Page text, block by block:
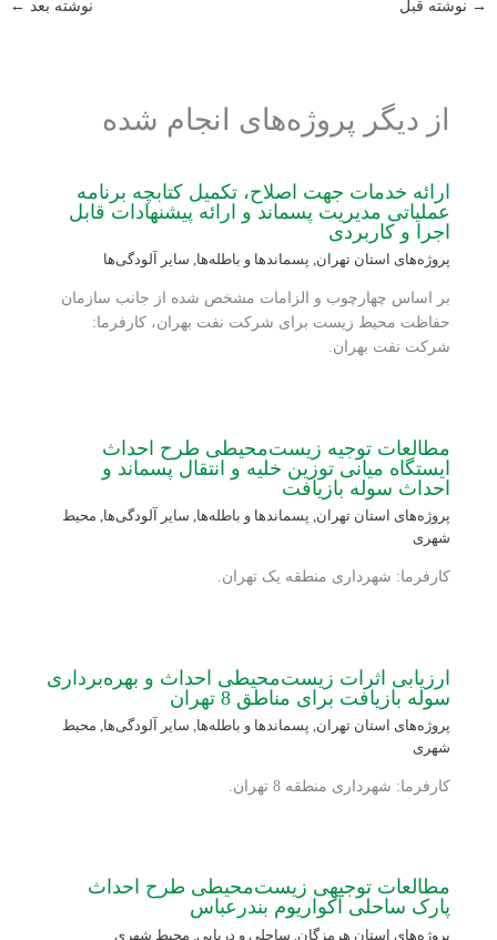
→ نوشته قبل نوشته بعد ←
از دیگر پروژه‌های انجام شده
ارائه خدمات جهت اصلاح، تکمیل کتابچه برنامه
عملیاتی مدیریت پسماند و ارائه پیشنهادات قابل
اجرا و کاربردی
پروژه‌های استان تهران, پسماندها و باطله‌ها, سایر آلودگی‌ها
بر اساس چهارچوب و الزامات مشخص شده از جانب سازمان
حفاظت محیط زیست برای شرکت نفت بهران، کارفرما:
شرکت نفت بهران.
مطالعات توجیه زیست‌محیطی طرح احداث
ایستگاه میانی توزین خلیه و انتقال پسماند و
احداث سوله بازیافت
پروژه‌های استان تهران, پسماندها و باطله‌ها, سایر آلودگی‌ها, محیط
شهری
کارفرما: شهرداری منطقه یک تهران.
ارزیابی اثرات زیست‌محیطی احداث و بهره‌برداری
سوله بازیافت برای مناطق 8 تهران
پروژه‌های استان تهران, پسماندها و باطله‌ها, سایر آلودگی‌ها, محیط
شهری
کارفرما: شهرداری منطقه 8 تهران.
مطالعات توجیهی زیست‌محیطی طرح احداث
پارک ساحلی آکواریوم بندرعباس
پروژه‌های استان هرمزگان ساحلی و دریایی محیط شهری